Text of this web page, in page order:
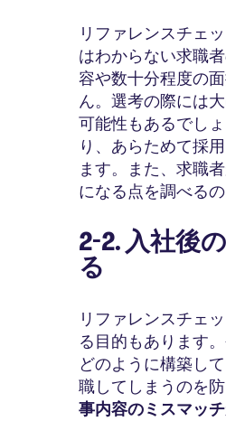
リファレンスチェ
はわからない求職
容や数十分程度の
ん。選考の際には
可能性もあるでし
り、あらためて採
ます。また、求職
になる点を調べるの
2-2. 入社後
る
リファレンスチェ
る目的もあります
どのように構築し
職してしまうのを
事内容のミスマッ